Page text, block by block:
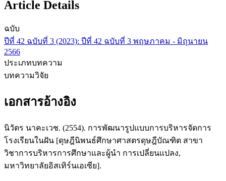
Article Details
ฉบับ
ปีที่ 42 ฉบับที่ 3 (2023): ปีที่ 42 ฉบับที่ 3 พฤษภาคม - มิถุนายน
2566
ประเภทบทความ
บทความวิจัย
เอกสารอ้างอิง
นิวัตร นาคะเวช. (2554). การพัฒนารูปแบบการบริหารจัดการ
โรงเรียนในฝัน [ดุษฎีนิพนธ์ศึกษาศาสตรดุษฎีบัณฑิต สาขา
วิชาการบริหารการศึกษาและผู้นำ การเปลี่ยนแปลง,
มหาวิทยาลัยอิสเทิร์นเอเซีย].